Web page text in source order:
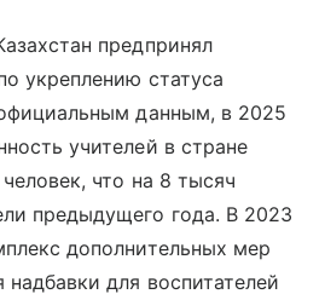
предпринял
укреплению статуса
данным, в 2025
учителей в стране
что на 8 тысяч
предыдущего года. В 2023
дополнительных мер
для воспитателей